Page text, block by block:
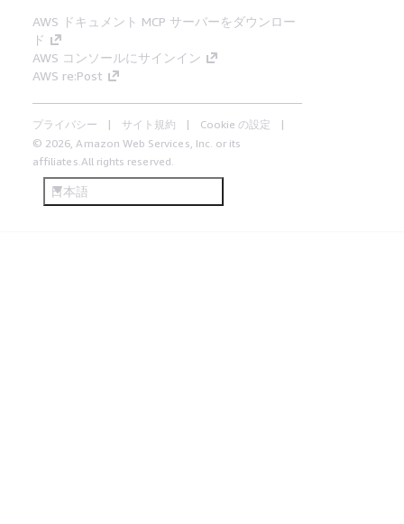
AWS ドキュメント MCP サーバーをダウンロー
ド
AWS コンソールにサインイン
AWS re:Post
プライバシー サイト規約
Cookie の設定
© 2026, Amazon Web Services, Inc. or its
affiliates.All rights reserved.
日本語